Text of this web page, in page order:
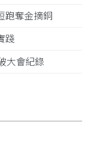
奪金摘銅
踐
大會紀錄